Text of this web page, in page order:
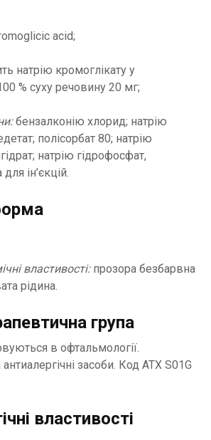
acid;
натрію кромоглікату у
% суху речовину 20 мг;
бензалконію хлорид; натрію
полісорбат 80; натрію
натрію гідрофосфат,
ін’єкцій.
властивості: прозора безбарвна
рідина.
група
в офтальмології.
засоби. Код АТХ S01G
властивості